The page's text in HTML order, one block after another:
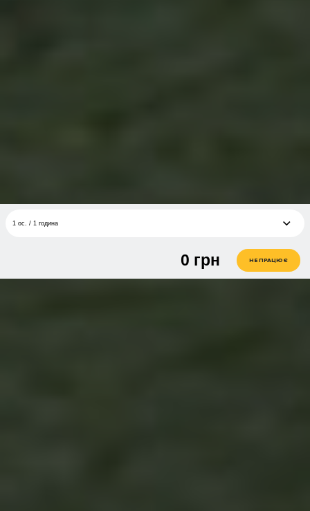
1 ос. / 1 година
грн
0 грн НЕ ПРАЦЮЄ